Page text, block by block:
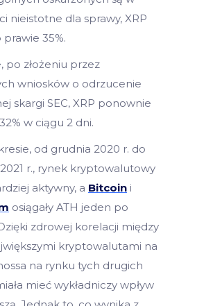
nieistotne dla sprawy, XRP
prawie 35%.
po złożeniu przez
wniosków o odrzucenie
skargi SEC, XRP ponownie
w ciągu 2 dni.
od grudnia 2020 r. do
r., rynek kryptowalutowy
aktywny, a Bitcoin i
osiągały ATH jeden po
zdrowej korelacji między
kryptowalutami na
na rynku tych drugich
mieć wykładniczy wpływ